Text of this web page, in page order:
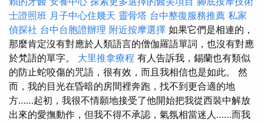
士證照班 月子中心住幾天 靈骨塔 台中整復服務推薦 私家
偵探社 台中台胞證辦理 附近按摩選擇 如果它們是相連的，
那麼肯定沒有對應於人類語言的僧伽羅語單詞，也沒有對應
於梵語的單字。 大里推拿療程 有人告訴我，錫蘭也有類似
的防止蛇咬傷的咒語，很有效，而且我相信也是如此。 然
而，我的目光在昏暗的房間裡奔跑，找不到更合適的地
方……起初，我很不情願地接受了他開始把我從西裝中解放
出來的愛撫動作，但我不得不承認，氣氛相當迷人……而我